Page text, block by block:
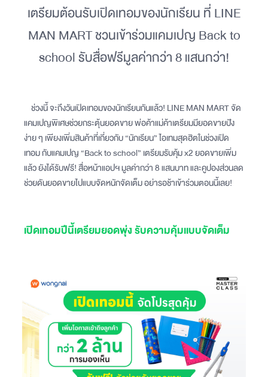
เตรียมต้อนรับเปิดเทอมของนักเรียน ที่ LINE
MAN MART ชวนเข้าร่วมแคมเปญ Back to
school รับสื่อฟรีมูลค่ากว่า 8 แสนกว่า!
ช่วงนี้ จะถึงวันเปิดเทอมของนักเรียนกันแล้ว! LINE MAN MART จัด
แคมเปญพิเศษช่วยกระตุ้นยอดขาย พ่อค้าแม่ค้าเตรียมมียอดขายปัง
ง่าย ๆ เพียงเพิ่มสินค้าที่เกี่ยวกับ “นักเรียน” ไอเทมสุดฮิตในช่วงเปิด
เทอม กับแคมเปญ “Back to school” เตรียมรับคุ้ม x2 ยอดขายเพิ่ม
แล้ว ยังได้รับฟรี! สื่อหน้าแอปฯ มูลค่ากว่า 8 แสนบาท และคูปองส่วนลด
ช่วยดันยอดขายไปแบบจัดหนักจัดเต็ม อย่ารอช้าเข้าร่วมตอนนี้เลย!
เปิดเทอมปีนี้เตรียมยอดพุ่ง รับความคุ้มเเบบจัดเต็ม